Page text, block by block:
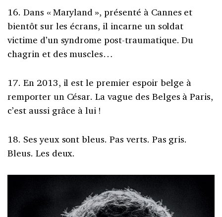
16. Dans « Maryland », présenté à Cannes et
bientôt sur les écrans, il incarne un soldat
victime d’un syndrome post-traumatique. Du
chagrin et des muscles…
17. En 2013, il est le premier espoir belge à
remporter un César. La vague des Belges à Paris,
c’est aussi grâce à lui !
18. Ses yeux sont bleus. Pas verts. Pas gris.
Bleus. Les deux.